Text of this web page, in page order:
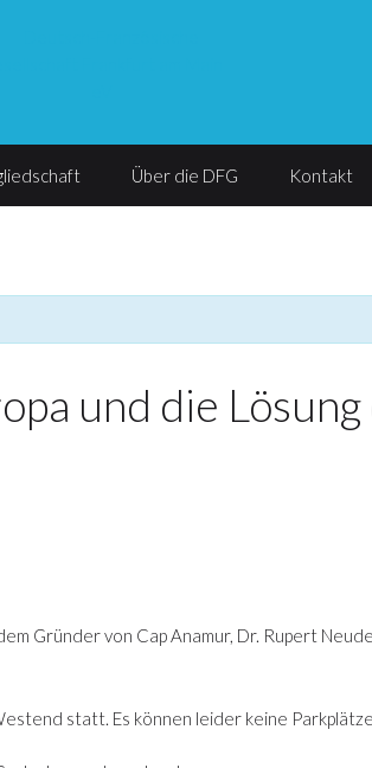
Über die DFG Kontakt
und die
von Cap Anamur, Dr. Rupert
statt. Es können leider keine